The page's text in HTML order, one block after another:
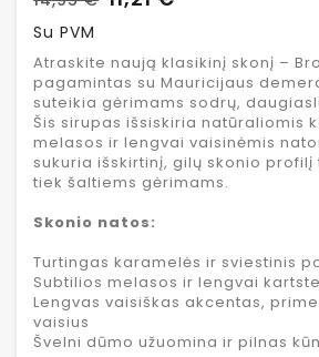
Su PVM
Atraskite naują klasikinį skonį –
pagamintas su Mauricijaus
suteikia gėrimams sodrų,
Šis sirupas išsiskiria natūraliomis
melasos ir lengvai vaisinėmis
sukuria išskirtinį, gilų skonio profilį
tiek šaltiems gėrimams.
Skonio natos:
Turtingas karamelės ir sviestinis
Subtilios melasos ir lengvai
Lengvas vaisiškas akcentas,
vaisius
Švelni dūmo užuomina ir pilnas